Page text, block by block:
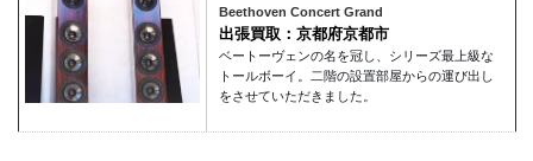
Beethoven Concert Grand
出張買取：京都府京都市
ベートーヴェンの名を冠し、シリーズ最上級な
トールボーイ。二階の設置部屋からの運び出し
をさせていただきました。